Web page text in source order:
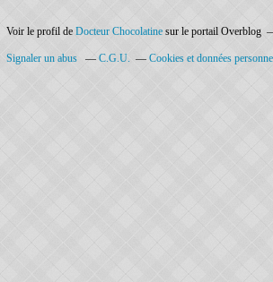
Voir le profil de Docteur Chocolatine sur le portail Overblog
Signaler un abus C.G.U. Cookies et données